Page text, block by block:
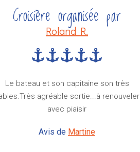
Croisière organisée par
Roland R.
Le bateau et son capitaine son très
agréable sortie...à renouveler
avec piaisir
Avis de Martine